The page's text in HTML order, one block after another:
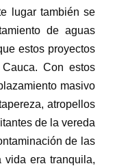
lugar también se
de aguas
estos proyectos
Con estos
masivo
atropellos
de la vereda
de las
vida era tranquila,